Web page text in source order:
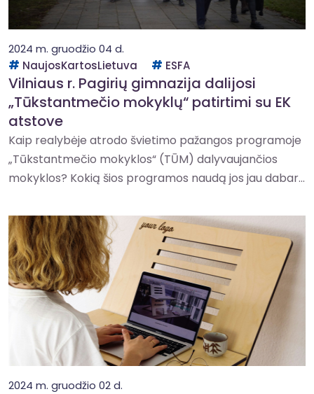
2024 m. gruodžio 04 d.
NaujosKartosLietuva
ESFA
Vilniaus r. Pagirių gimnazija dalijosi
„Tūkstantmečio mokyklų“ patirtimi su EK
atstove
Kaip realybėje atrodo švietimo pažangos programoje
„Tūkstantmečio mokyklos“ (TŪM) dalyvaujančios
mokyklos? Kokią šios programos naudą jos jau dabar...
2024 m. gruodžio 02 d.